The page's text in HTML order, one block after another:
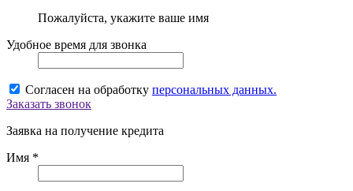
Пожалуйста, укажите ваше имя
Удобное время для звонка
Согласен на обработку персональных данных.
Заказать звонок
Заявка на получение кредита
Имя *